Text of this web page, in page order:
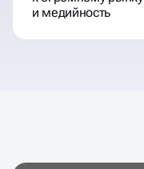
и медийность